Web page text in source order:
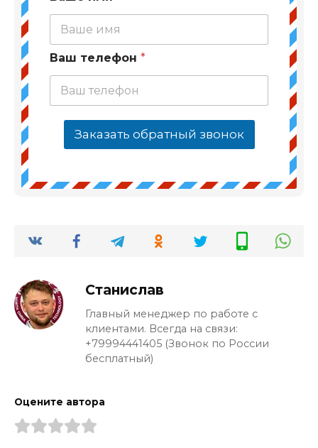
Ваш телефон *
Заказать обратный звонок
Станислав
Главный менеджер по работе с
клиентами. Всегда на связи:
+79994441405 (Звонок по России
бесплатный)
Оцените автора